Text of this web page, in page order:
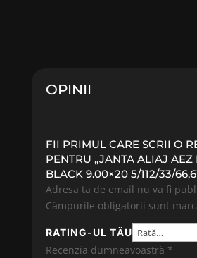
OPINII
FII PRIMUL CARE SCRII O
PENTRU „JANTA ALIAJ AEZ
BLACK 9.00×20 5/112/33/
Adresa ta de email nu va fi
Câmpurile obligatorii sunt
RATING-UL TĂU
Recenzia dumneavoastră *